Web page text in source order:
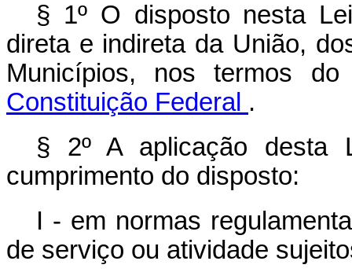
§ 1º O disposto nesta
direta e indireta da União,
Municípios, nos termos
Constituição Federal .
§ 2º A aplicação desta
cumprimento do disposto:
I - em normas
de serviço ou atividade